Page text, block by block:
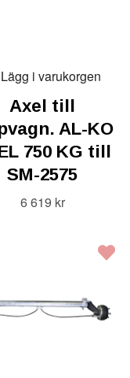
Lägg i varukorgen
Axel till
AL-KO
750 KG till
SM-2575
6 619 kr